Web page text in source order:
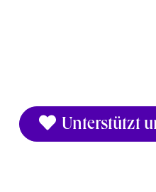
Unterstützt